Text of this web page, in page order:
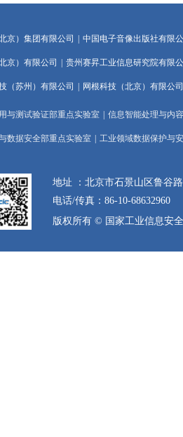
京）集团有限公司 中国电子音像出版社有限
京）有限公司 贵州赛昇工业信息研究院有限
（苏州）有限公司 网根科技（北京）有限公司
与测试验证部重点实验室 信息智能处理与内
数据安全部重点实验室 工业领域数据保护与
地址 ：北京市石景山区
电话/传真：86-10-68632960
版权所有 © 国家工业信息